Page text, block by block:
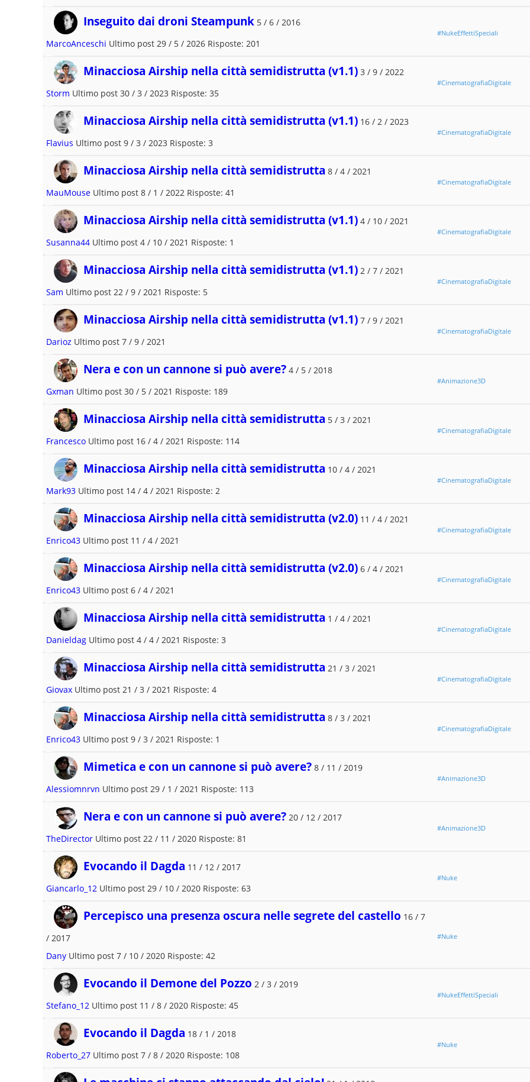
Inseguito dai droni Steampunk 5 / 6 / 2016
MarcoAnceschi Ultimo post 29 / 5 / 2026 Risposte: 201
#NukeEffettiSpeciali
Minacciosa Airship nella città semidistrutta (v1.1) 3 / 9 / 2022
Storm Ultimo post 30 / 3 / 2023 Risposte: 35
#CinematografiaDigitale
Minacciosa Airship nella città semidistrutta (v1.1) 16 / 2 / 2023
Flavius Ultimo post 9 / 3 / 2023 Risposte: 3
#CinematografiaDigitale
Minacciosa Airship nella città semidistrutta 8 / 4 / 2021
MauMouse Ultimo post 8 / 1 / 2022 Risposte: 41
#CinematografiaDigitale
Minacciosa Airship nella città semidistrutta (v1.1) 4 / 10 / 2021
Susanna44 Ultimo post 4 / 10 / 2021 Risposte: 1
#CinematografiaDigitale
Minacciosa Airship nella città semidistrutta (v1.1) 2 / 7 / 2021
Sam Ultimo post 22 / 9 / 2021 Risposte: 5
#CinematografiaDigitale
Minacciosa Airship nella città semidistrutta (v1.1) 7 / 9 / 2021
Darioz Ultimo post 7 / 9 / 2021
#CinematografiaDigitale
Nera e con un cannone si può avere? 4 / 5 / 2018
Gxman Ultimo post 30 / 5 / 2021 Risposte: 189
#Animazione3D
Minacciosa Airship nella città semidistrutta 5 / 3 / 2021
Francesco Ultimo post 16 / 4 / 2021 Risposte: 114
#CinematografiaDigitale
Minacciosa Airship nella città semidistrutta 10 / 4 / 2021
Mark93 Ultimo post 14 / 4 / 2021 Risposte: 2
#CinematografiaDigitale
Minacciosa Airship nella città semidistrutta (v2.0) 11 / 4 / 2021
Enrico43 Ultimo post 11 / 4 / 2021
#CinematografiaDigitale
Minacciosa Airship nella città semidistrutta (v2.0) 6 / 4 / 2021
Enrico43 Ultimo post 6 / 4 / 2021
#CinematografiaDigitale
Minacciosa Airship nella città semidistrutta 1 / 4 / 2021
Danieldag Ultimo post 4 / 4 / 2021 Risposte: 3
#CinematografiaDigitale
Minacciosa Airship nella città semidistrutta 21 / 3 / 2021
Giovax Ultimo post 21 / 3 / 2021 Risposte: 4
#CinematografiaDigitale
Minacciosa Airship nella città semidistrutta 8 / 3 / 2021
Enrico43 Ultimo post 9 / 3 / 2021 Risposte: 1
#CinematografiaDigitale
Mimetica e con un cannone si può avere? 8 / 11 / 2019
Alessiomnrvn Ultimo post 29 / 1 / 2021 Risposte: 113
#Animazione3D
Nera e con un cannone si può avere? 20 / 12 / 2017
TheDirector Ultimo post 22 / 11 / 2020 Risposte: 81
#Animazione3D
Evocando il Dagda 11 / 12 / 2017
Giancarlo_12 Ultimo post 29 / 10 / 2020 Risposte: 63
#Nuke
Percepisco una presenza oscura nelle segrete del castello 16 / 7
/ 2017
Dany Ultimo post 7 / 10 / 2020 Risposte: 42
#Nuke
Evocando il Demone del Pozzo 2 / 3 / 2019
Stefano_12 Ultimo post 11 / 8 / 2020 Risposte: 45
#NukeEffettiSpeciali
Evocando il Dagda 18 / 1 / 2018
Roberto_27 Ultimo post 7 / 8 / 2020 Risposte: 108
#Nuke